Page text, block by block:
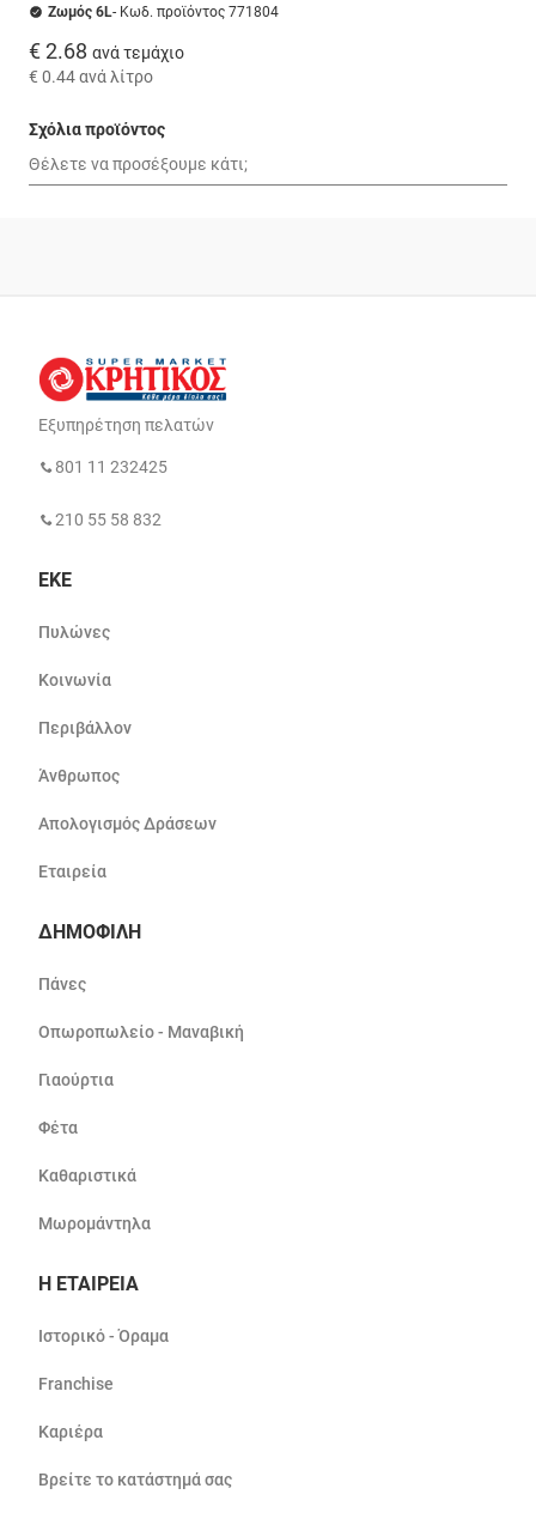
Ζωμός 6L- Κωδ. προϊόντος 771804
€ 2.68 ανά τεμάχιο
€ 0.44ανά λίτρο
Σχόλια προϊόντος
Εξυπηρέτηση πελατών
801 11 232425
210 55 58 832
ΕΚΕ
Πυλώνες
Κοινωνία
Περιβάλλον
Άνθρωπος
Απολογισμός Δράσεων
Εταιρεία
ΔΗΜΟΦΙΛΗ
Πάνες
Οπωροπωλείο - Μαναβική
Γιαούρτια
Φέτα
Καθαριστικά
Μωρομάντηλα
Η ΕΤΑΙΡΕΙΑ
Ιστορικό - Όραμα
Franchise
Καριέρα
Βρείτε το κατάστημά σας